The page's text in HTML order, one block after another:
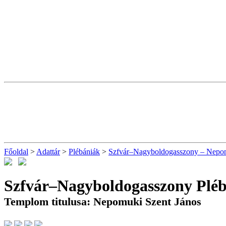
Főoldal > Adattár> Plébániák > Szfvár–Nagyboldogasszony –
Szfvár–Nagyboldogasszony
Templom titulusa: Nepomuki Szent János